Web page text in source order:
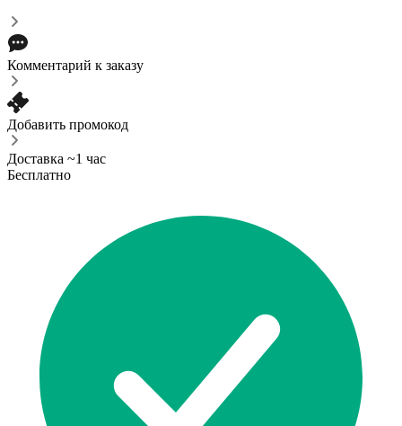
Комментарий к заказу
Добавить промокод
Доставка ~1 час
Бесплатно